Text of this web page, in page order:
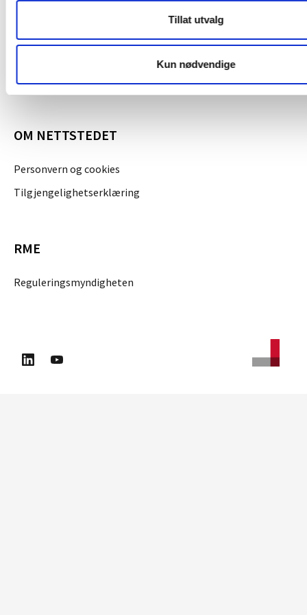
Tillat utvalg
Kun nødvendige
OM NETTSTEDET
Personvern og cookies
Tilgjengelighetserklæring
RME
Reguleringsmyndigheten